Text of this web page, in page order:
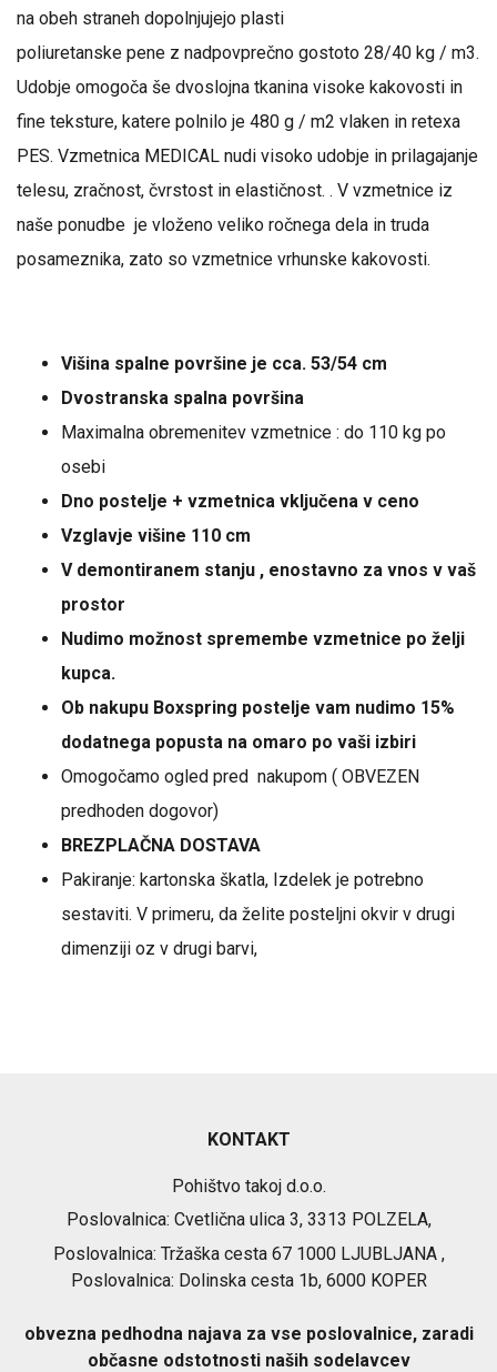
na obeh straneh dopolnjujejo plasti
poliuretanske pene z nadpovprečno gostoto 28/40 kg / m3.
Udobje omogoča še dvoslojna tkanina visoke kakovosti in
fine teksture, katere polnilo je 480 g / m2 vlaken in retexa
PES. Vzmetnica MEDICAL nudi visoko udobje in prilagajanje
telesu, zračnost, čvrstost in elastičnost. . V vzmetnice iz
naše ponudbe je vloženo veliko ročnega dela in truda
posameznika, zato so vzmetnice vrhunske kakovosti.
Višina spalne površine je cca. 53/54 cm
Dvostranska spalna površina
Maximalna obremenitev vzmetnice : do 110 kg po
osebi
Dno postelje + vzmetnica vključena v ceno
Vzglavje višine 110 cm
V demontiranem stanju , enostavno za vnos v vaš
prostor
Nudimo možnost spremembe vzmetnice po želji
kupca.
Ob nakupu Boxspring postelje vam nudimo 15%
dodatnega popusta na omaro po vaši izbiri
Omogočamo ogled pred nakupom ( OBVEZEN
predhoden dogovor)
BREZPLAČNA DOSTAVA
Pakiranje: kartonska škatla, Izdelek je potrebno
sestaviti. V primeru, da želite posteljni okvir v drugi
dimenziji oz v drugi barvi,
KONTAKT
Pohištvo takoj d.o.o.
Poslovalnica: Cvetlična ulica 3, 3313 POLZELA,
Poslovalnica: Tržaška cesta 67 1000 LJUBLJANA ,
Poslovalnica: Dolinska cesta 1b, 6000 KOPER
obvezna pedhodna najava za vse poslovalnice, zaradi
občasne odstotnosti naših sodelavcev